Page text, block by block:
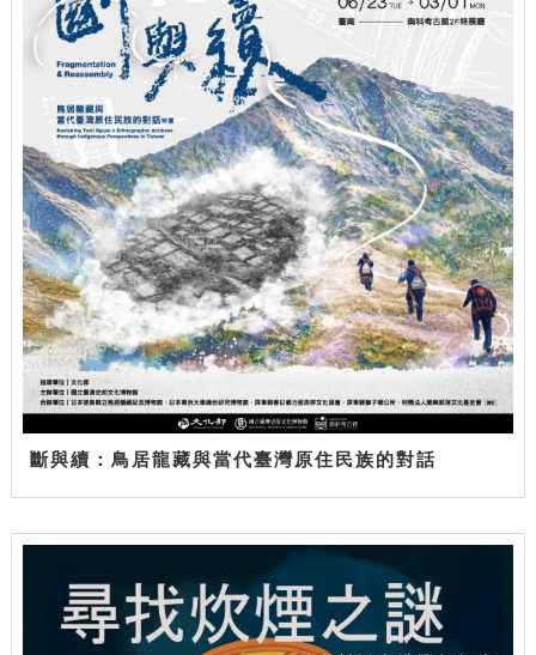
斷與續：鳥居龍藏與當代臺灣原住民族的對話